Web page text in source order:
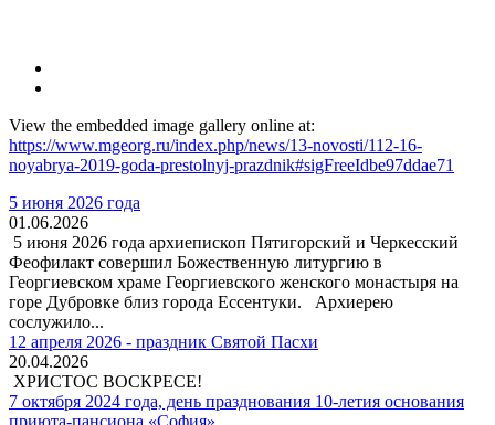
View the embedded image gallery online at:
https://www.mgeorg.ru/index.php/news/13-novosti/112-16-
noyabrya-2019-goda-prestolnyj-prazdnik#sigFreeIdbe97ddae71
5 июня 2026 года
01.06.2026
5 июня 2026 года архиепископ Пятигорский и Черкесский
Феофилакт совершил Божественную литургию в
Георгиевском храме Георгиевского женского монастыря на
горе Дубровке близ города Ессентуки. Архиерею
сослужило...
12 апреля 2026 - праздник Святой Пасхи
20.04.2026
ХРИСТОС ВОСКРЕСЕ!
7 октября 2024 года, день празднования 10-летия основания
приюта-пансиона «София»